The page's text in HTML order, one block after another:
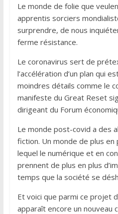
Le monde de folie que
apprentis sorciers
surprendre, de nous
ferme résistance.
Le coronavirus sert de
l’accélération d’un plan qui
moindres détails comme le
manifeste du Great Reset
dirigeant du Forum
Le monde post-covid a des
fiction. Un monde de plus
lequel le numérique et en
prennent de plus en plus
temps que la société se
Et voici que parmi ce projet
apparaît encore un nouveau